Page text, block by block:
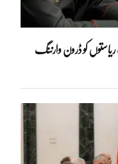
کو ڈرون وارننگ